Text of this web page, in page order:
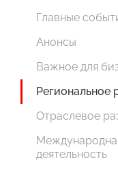
Главные
Анонсы
Важное для
Региональное
Отраслевое
деятельность